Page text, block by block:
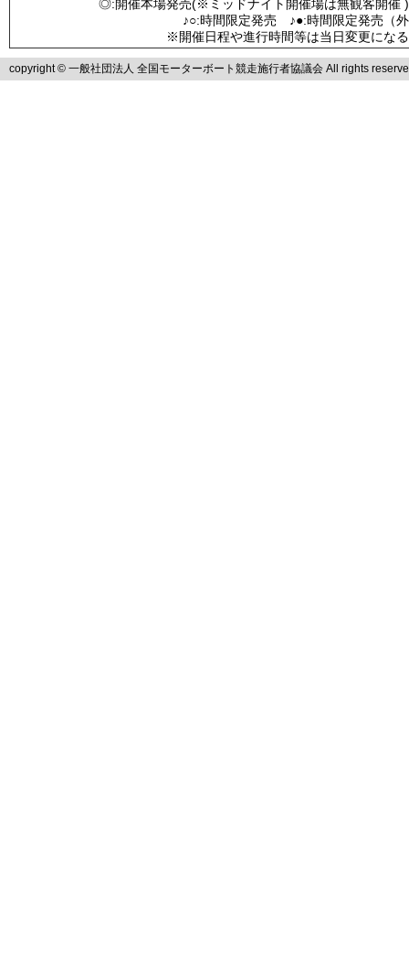
◎:開催本場発売(※ミッドナイト開催場は無観客
♪○:時間限定発売 ♪●:時間限定発売
※開催日程や進行時間等は当日変更にな
copyright © 一般社団法人 全国モーターボート競走施行者協議会 All rights